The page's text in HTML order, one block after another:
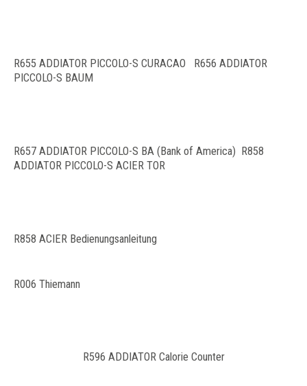
R655 ADDIATOR PICCOLO-S CURACAO R656 ADDIATOR
PICCOLO-S BAUM
R657 ADDIATOR PICCOLO-S BA (Bank of America) R858
ADDIATOR PICCOLO-S ACIER TOR
R858 ACIER Bedienungsanleitung
R006 Thiemann
R596 ADDIATOR Calorie Counter